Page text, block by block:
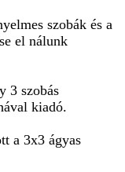
szobák és a
el nálunk
3 szobás
kiadó.
a 3x3 ágyas